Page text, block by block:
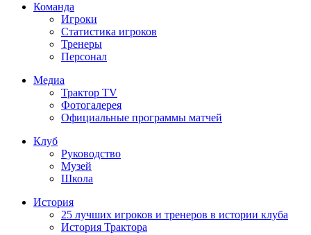
Команда
Игроки
Статистика игроков
Тренеры
Персонал
Медиа
Трактор TV
Фотогалерея
Официальные программы матчей
Клуб
Руководство
Музей
Школа
История
25 лучших игроков и тренеров в истории клуба
История Трактора